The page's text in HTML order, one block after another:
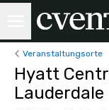
Veranstaltungsorte
Hyatt
Lauderdale